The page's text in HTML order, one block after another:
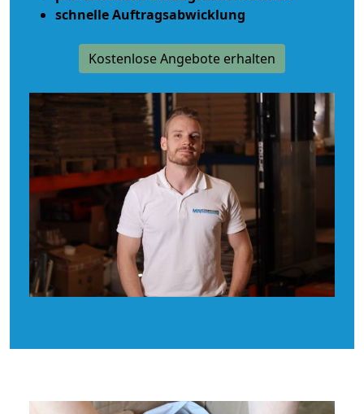
schnelle Auftragsabwicklung
Kostenlose Angebote erhalten